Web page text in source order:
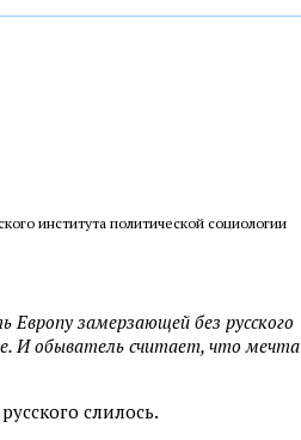
института политической социологии
Европу замерзающей без русского
И обыватель считает, что мечта
слилось.